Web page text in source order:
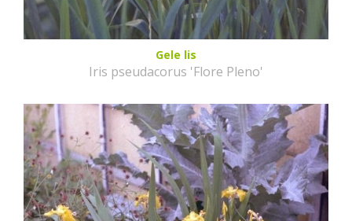
Gele lis
Iris pseudacorus 'Flore Pleno'